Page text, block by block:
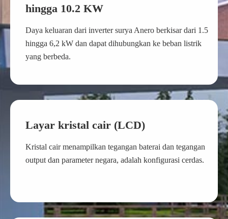
hingga 10.2 KW
Daya keluaran dari inverter surya Anero berkisar dari 1.5
hingga 6,2 kW dan dapat dihubungkan ke beban listrik
yang berbeda.
Layar kristal cair (LCD)
Kristal cair menampilkan tegangan baterai dan tegangan
output dan parameter negara, adalah konfigurasi cerdas.